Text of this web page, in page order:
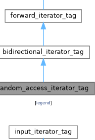
[legend]